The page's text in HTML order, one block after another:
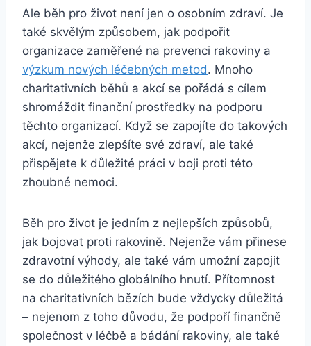
Ale běh pro život není jen o osobním zdraví. Je
také skvělým způsobem, jak podpořit
organizace zaměřené na prevenci rakoviny a
výzkum nových léčebných metod. Mnoho
charitativních běhů a akcí se pořádá s cílem
shromáždit finanční prostředky na podporu
těchto organizací. Když se zapojíte do takových
akcí, nejenže zlepšíte své zdraví, ale také
přispějete k důležité práci v boji proti této
zhoubné nemoci.
Běh pro život je jedním z nejlepších způsobů,
jak bojovat proti rakovině. Nejenže vám přinese
zdravotní výhody, ale také vám umožní zapojit
se do důležitého globálního hnutí. Přítomnost
na charitativních bězích bude vždycky důležitá
– nejenom z toho důvodu, že podpoří finančně
společnost v léčbě a bádání rakoviny, ale také